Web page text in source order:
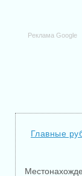
Реклама Google
Главные